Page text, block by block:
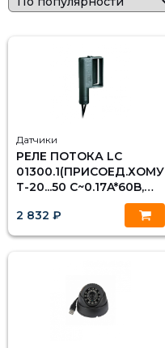
Датчики
РЕЛЕ ПОТОКА LC
01300.1(ПРИСОЕД.ХОМУ
Т-20...50 С~0.17A*60B,
2 832 ₽